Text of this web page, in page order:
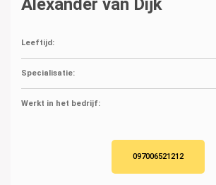
Alexander van Dijk
Leeftijd:
Specialisatie:
Werkt in het bedrijf:
097006521212